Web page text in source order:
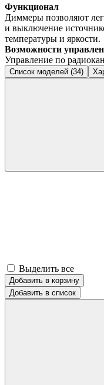
Функционал
Диммеры позволяют
и выключение
температуры и яркости.
Возможности
Управление по
Список моделей (34)
Выделить все
Добавить в корзину
Добавить в список